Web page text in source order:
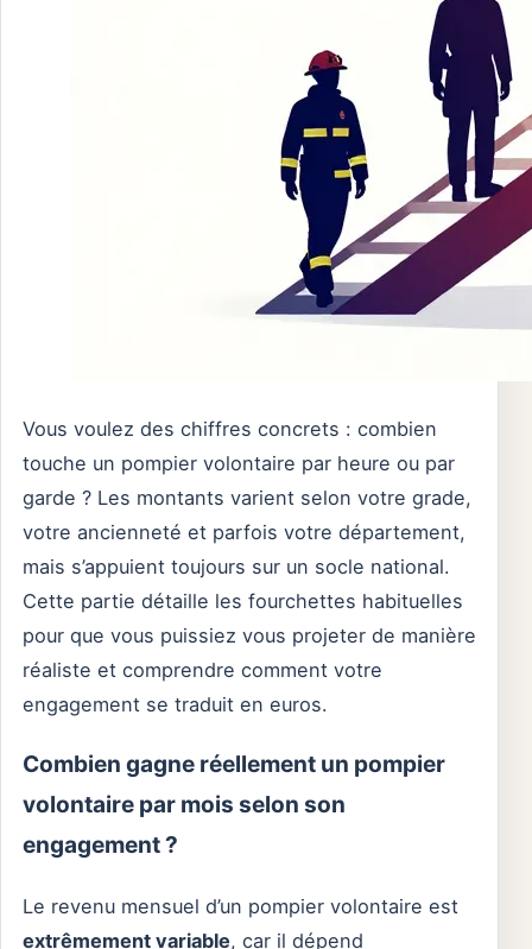
Vous voulez des chiffres concrets : combien
touche un pompier volontaire par heure ou par
garde ? Les montants varient selon votre grade,
votre ancienneté et parfois votre département,
mais s’appuient toujours sur un socle national.
Cette partie détaille les fourchettes habituelles
pour que vous puissiez vous projeter de manière
réaliste et comprendre comment votre
engagement se traduit en euros.
Combien gagne réellement un pompier
volontaire par mois selon son
engagement ?
Le revenu mensuel d’un pompier volontaire est
extrêmement variable, car il dépend